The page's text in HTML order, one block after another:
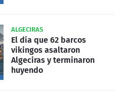
ALGECIRAS
El día que 62 barcos
vikingos asaltaron
Algeciras y terminaron
huyendo